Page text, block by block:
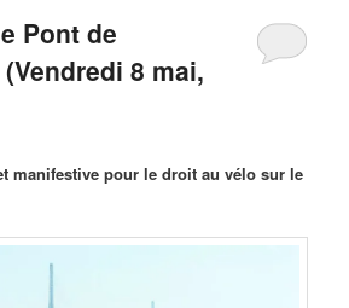
Pont de
8 mai,
manifestive pour le droit au vélo sur le